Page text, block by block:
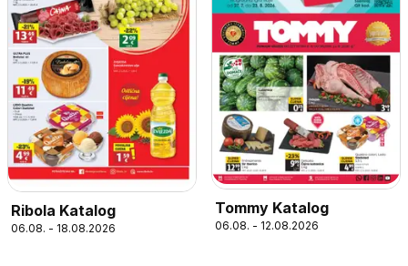
Ribola Katalog
06.08. - 18.08.2026
Tommy Katalog
06.08. - 12.08.2026